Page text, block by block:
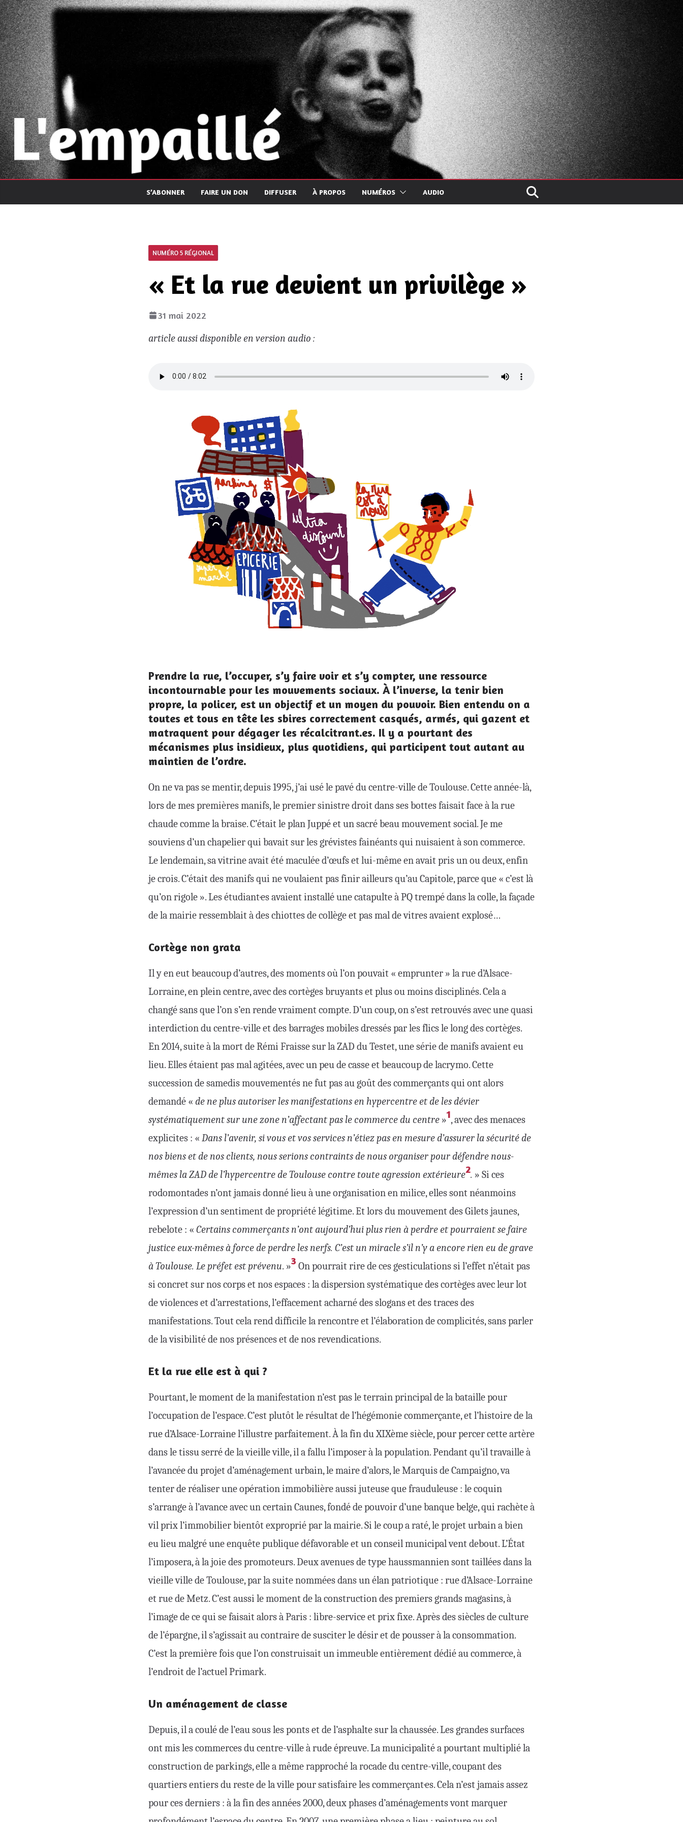
Passer
au
contenu
S’ABONNER FAIRE UN DON DIFFUSER À PROPOS NUMÉROS AUDIO
NUMÉRO 5 RÉGIONAL
« Et la rue devient un privilège »
31 mai 2022
article aussi disponible en version audio :
Prendre la rue, l’occuper, s’y faire voir et s’y compter, une ressource
incontournable pour les mouvements sociaux. À l’inverse, la tenir bien
propre, la policer, est un objectif et un moyen du pouvoir. Bien entendu on a
toutes et tous en tête les sbires correctement casqués, armés, qui gazent et
matraquent pour dégager les récalcitrant.es. Il y a pourtant des
mécanismes plus insidieux, plus quotidiens, qui participent tout autant au
maintien de l’ordre.
On ne va pas se mentir, depuis 1995, j’ai usé le pavé du centre-ville de Toulouse. Cette année-là,
lors de mes premières manifs, le premier sinistre droit dans ses bottes faisait face à la rue
chaude comme la braise. C’était le plan Juppé et un sacré beau mouvement social. Je me
souviens d’un chapelier qui bavait sur les grévistes fainéants qui nuisaient à son commerce.
Le lendemain, sa vitrine avait été maculée d’œufs et lui-même en avait pris un ou deux, enfin
je crois. C’était des manifs qui ne voulaient pas finir ailleurs qu’au Capitole, parce que « c’est là
qu’on rigole ». Les étudiant·es avaient installé une catapulte à PQ trempé dans la colle, la façade
de la mairie ressemblait à des chiottes de collège et pas mal de vitres avaient explosé…
Cortège non grata
Il y en eut beaucoup d’autres, des moments où l’on pouvait « emprunter » la rue d’Alsace-
Lorraine, en plein centre, avec des cortèges bruyants et plus ou moins disciplinés. Cela a
changé sans que l’on s’en rende vraiment compte. D’un coup, on s’est retrouvés avec une quasi
interdiction du centre-ville et des barrages mobiles dressés par les flics le long des cortèges.
En 2014, suite à la mort de Rémi Fraisse sur la ZAD du Testet, une série de manifs avaient eu
lieu. Elles étaient pas mal agitées, avec un peu de casse et beaucoup de lacrymo. Cette
succession de samedis mouvementés ne fut pas au goût des commerçants qui ont alors
demandé « de ne plus autoriser les manifestations en hypercentre et de les dévier
systématiquement sur une zone n’affectant pas le commerce du centre »1, avec des menaces
explicites : « Dans l’avenir, si vous et vos services n’étiez pas en mesure d’assurer la sécurité de
nos biens et de nos clients, nous serions contraints de nous organiser pour défendre nous-
mêmes la ZAD de l’hypercentre de Toulouse contre toute agression extérieure2. » Si ces
rodomontades n’ont jamais donné lieu à une organisation en milice, elles sont néanmoins
l’expression d’un sentiment de propriété légitime. Et lors du mouvement des Gilets jaunes,
rebelote : « Certains commerçants n’ont aujourd’hui plus rien à perdre et pourraient se faire
justice eux-mêmes à force de perdre les nerfs. C’est un miracle s’il n’y a encore rien eu de grave
à Toulouse. Le préfet est prévenu. »3 On pourrait rire de ces gesticulations si l’effet n’était pas
si concret sur nos corps et nos espaces : la dispersion systématique des cortèges avec leur lot
de violences et d’arrestations, l’effacement acharné des slogans et des traces des
manifestations. Tout cela rend difficile la rencontre et l’élaboration de complicités, sans parler
de la visibilité de nos présences et de nos revendications.
Et la rue elle est à qui ?
Pourtant, le moment de la manifestation n’est pas le terrain principal de la bataille pour
l’occupation de l’espace. C’est plutôt le résultat de l’hégémonie commerçante, et l’histoire de la
rue d’Alsace-Lorraine l’illustre parfaitement. À la fin du XIXème siècle, pour percer cette artère
dans le tissu serré de la vieille ville, il a fallu l’imposer à la population. Pendant qu’il travaille à
l’avancée du projet d’aménagement urbain, le maire d’alors, le Marquis de Campaigno, va
tenter de réaliser une opération immobilière aussi juteuse que frauduleuse : le coquin
s’arrange à l’avance avec un certain Caunes, fondé de pouvoir d’une banque belge, qui rachète à
vil prix l’immobilier bientôt exproprié par la mairie. Si le coup a raté, le projet urbain a bien
eu lieu malgré une enquête publique défavorable et un conseil municipal vent debout. L’État
l’imposera, à la joie des promoteurs. Deux avenues de type haussmannien sont taillées dans la
vieille ville de Toulouse, par la suite nommées dans un élan patriotique : rue d’Alsace-Lorraine
et rue de Metz. C’est aussi le moment de la construction des premiers grands magasins, à
l’image de ce qui se faisait alors à Paris : libre-service et prix fixe. Après des siècles de culture
de l’épargne, il s’agissait au contraire de susciter le désir et de pousser à la consommation.
C’est la première fois que l’on construisait un immeuble entièrement dédié au commerce, à
l’endroit de l’actuel Primark.
Un aménagement de classe
Depuis, il a coulé de l’eau sous les ponts et de l’asphalte sur la chaussée. Les grandes surfaces
ont mis les commerces du centre-ville à rude épreuve. La municipalité a pourtant multiplié la
construction de parkings, elle a même rapproché la rocade du centre-ville, coupant des
quartiers entiers du reste de la ville pour satisfaire les commerçant·es. Cela n’est jamais assez
pour ces derniers : à la fin des années 2000, deux phases d’aménagements vont marquer